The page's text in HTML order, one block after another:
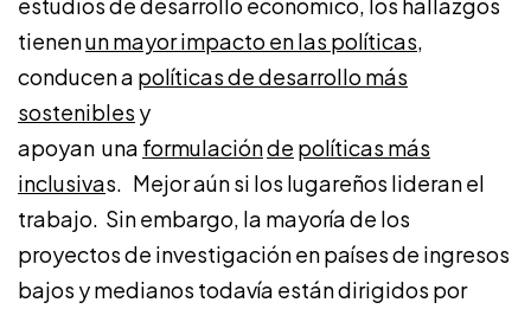
tienenun mayor impacto en las políticas,
conducen a políticas de desarrollo más
sostenibles y
apoyan una formulaciónde políticas más
inclusivas. Mejor aún si los lugareños lideran el
trabajo. Sin embargo, la mayoría de los
proyectos de investigación en países de ingresos
bajos y medianos todavía están dirigidos por